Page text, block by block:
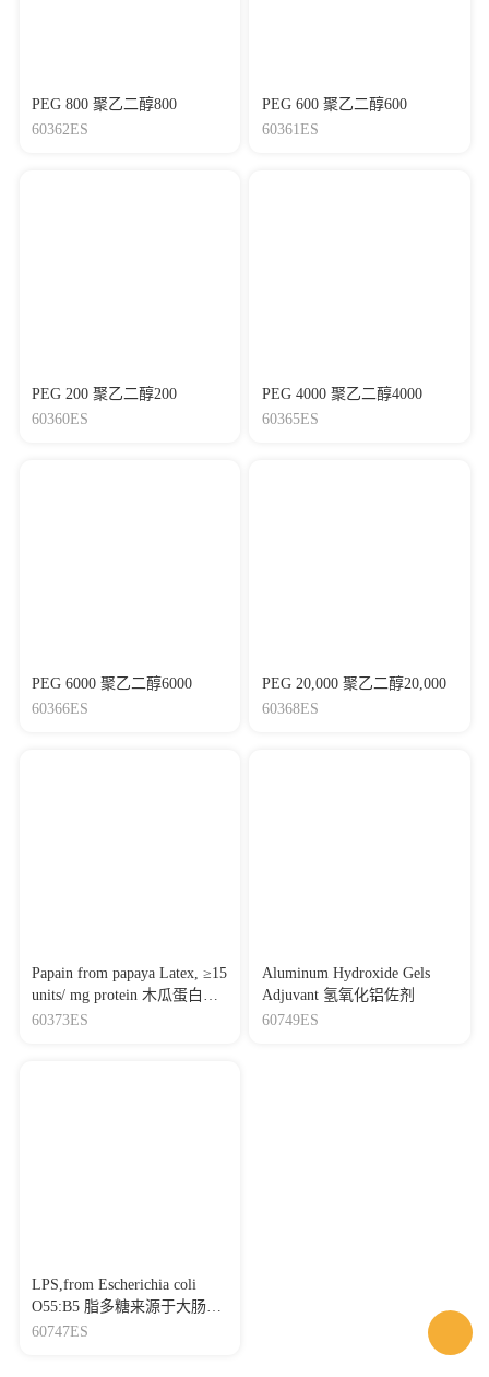
PEG 800 聚乙二醇800
60362ES
PEG 600 聚乙二醇600
60361ES
PEG 200 聚乙二醇200
60360ES
PEG 4000 聚乙二醇4000
60365ES
PEG 6000 聚乙二醇6000
60366ES
PEG 20,000 聚乙二醇20,000
60368ES
Papain from papaya Latex, ≥15
units/ mg protein 木瓜蛋白
酶，来源于木瓜乳液
60373ES
Aluminum Hydroxide Gels
Adjuvant 氢氧化铝佐剂
60749ES
LPS,from Escherichia coli
O55:B5 脂多糖来源于大肠杆
菌O55:B5
60747ES